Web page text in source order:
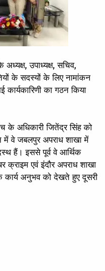
उपाध्यक्ष, सचिव,
के सदस्यों के लिए नामांकन
का गठन किया
के अधिकारी जितेंद्र सिंह को
में वे जबलपुर अपराध शाखा में
हैं। इससे पूर्व वे आर्थिक
क्राइम एवं इंदौर अपराध शाखा
कार्य अनुभव को देखते हुए दूसरी